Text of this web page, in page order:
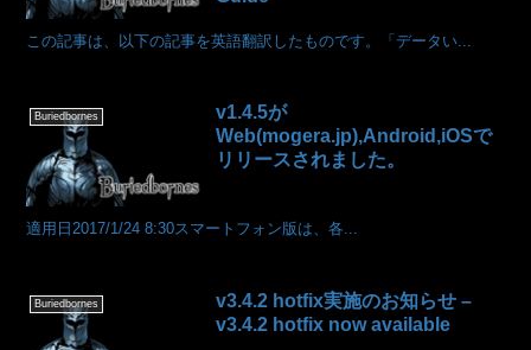
この記事は、以下の記事を英語翻訳したものです。「データい...
Buriedbornes
v1.4.5が
Web(mogera.jp),Android,iOSで
リリースされました。
適用日2017/1/24 8:30スマートフォン版は、各...
Buriedbornes
v3.4.2 hotfix実施のお知らせ –
v3.4.2 hotfix now available